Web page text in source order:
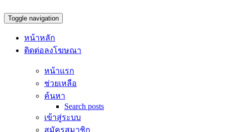
Toggle navigation
หน้าหลัก
ติดต่อลงโฆษณา
หน้าแรก
ช่วยเหลือ
ค้นหา
Search posts
เข้าสู่ระบบ
สมัครสมาชิก